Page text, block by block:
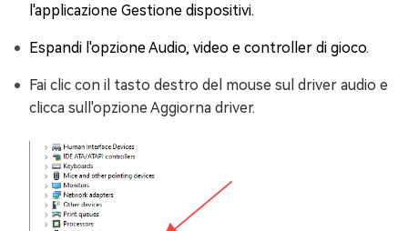
l'applicazione Gestione dispositivi.
Espandi l'opzione Audio, video e controller di gioco.
Fai clic con il tasto destro del mouse sul driver audio e
clicca sull'opzione Aggiorna driver.